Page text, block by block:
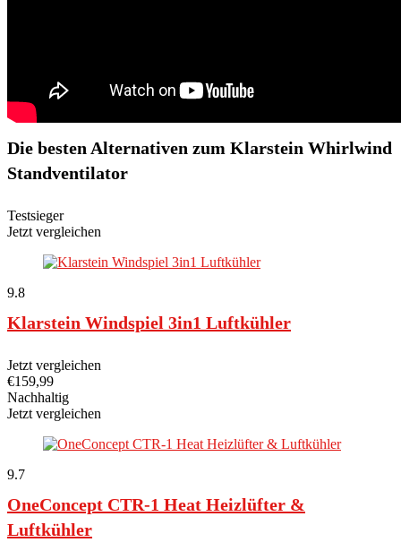
Die besten Alternativen zum Klarstein Whirlwind
Standventilator
Testsieger
Jetzt vergleichen
9.8
Klarstein Windspiel 3in1 Luftkühler
Jetzt vergleichen
€159,99
Nachhaltig
Jetzt vergleichen
9.7
OneConcept CTR-1 Heat Heizlüfter &
Luftkühler